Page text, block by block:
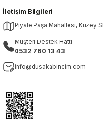
İletişim Bilgileri
Piyale Paşa Mahallesi, Kuzey
Müşteri Destek Hattı
0532 760 13 43
info@dusakabincim.com